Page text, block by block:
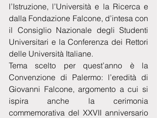
l’Istruzione, l’Università e la Ricerca e
dalla Fondazione Falcone, d’intesa con
il Consiglio Nazionale degli Studenti
Universitari e la Conferenza dei Rettori
delle Università Italiane.
Tema scelto per quest’anno è la
Convenzione di Palermo: l’eredità di
Giovanni Falcone, argomento a cui si
ispira anche la cerimonia
commemorativa del XXVII anniversario